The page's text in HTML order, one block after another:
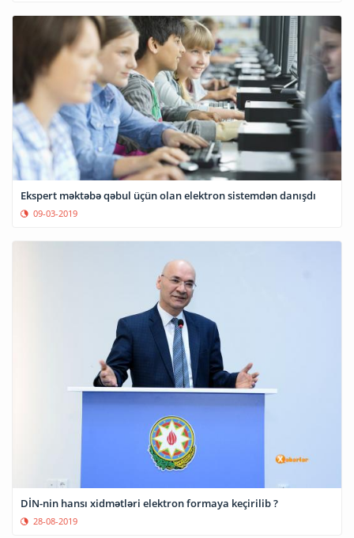
Ekspert məktəbə qəbul üçün olan elektron sistemdən danışdı
09-03-2019
DİN-nin hansı xidmətləri elektron formaya keçirilib ?
28-08-2019